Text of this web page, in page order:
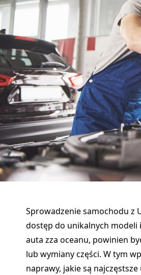
Sprowadzenie samochodu z
dostęp do unikalnych modeli
auta zza oceanu, powinien
lub wymiany części. W tym
naprawy, jakie są